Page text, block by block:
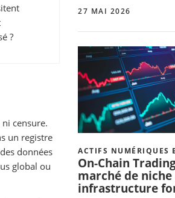
?
censure.
un registre
données
global ou
27 MAI 2026
ACTIFS NUMÉRIQUES
On-Chain
marché de niche
infrastructure